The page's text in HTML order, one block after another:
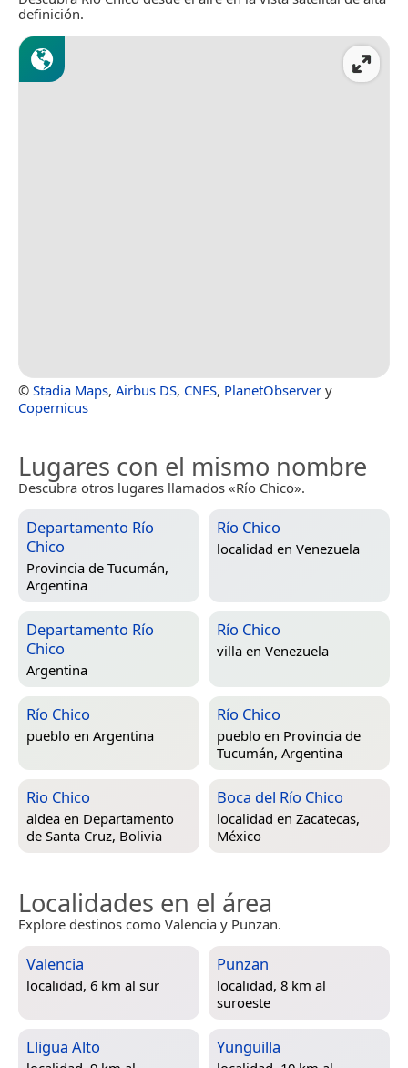
definición.
© Stadia Maps, Airbus DS, CNES, PlanetObserver y
Copernicus
Lugares con el mismo nombre
Descubra otros lugares llamados «Río Chico».
Departamento Río
Chico
Provincia de Tucumán,
Argentina
Río Chico
localidad en Venezuela
Departamento Río
Chico
Argentina
Río Chico
villa en Venezuela
Río Chico
pueblo en Argentina
Río Chico
pueblo en Provincia de
Tucumán, Argentina
Rio Chico
aldea en Departamento
de Santa Cruz, Bolivia
Boca del Río Chico
localidad en Zacatecas,
México
Localidades en el área
Explore destinos como Valencia y Punzan.
Valencia
localidad, 6 km al sur
Punzan
localidad, 8 km al
suroeste
Lligua Alto Yunguilla